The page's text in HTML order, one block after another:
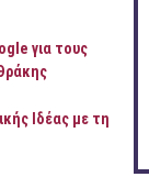
για τους
Ιδέας με τη